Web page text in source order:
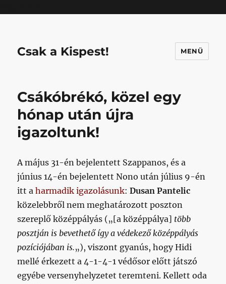
Csak a Kispest! MENÜ
Csákóbrékó, közel egy
hónap után újra
igazoltunk!
A május 31-én bejelentett Szappanos, és a
június 14-én bejelentett Nono után július 9-én
itt aharmadik igazolásunk:Dusan Pantelic
közelebbről nem meghatározott poszton
szereplő középpályás („[a középpálya] több
posztján is bevethető így a védekező középpályás
pozíciójában is.„), viszont gyanús, hogy Hidi
mellé érkezett a 4-1-4-1 védősor előtt játszó
egyébe versenyhelyzetet teremteni. Kellett oda